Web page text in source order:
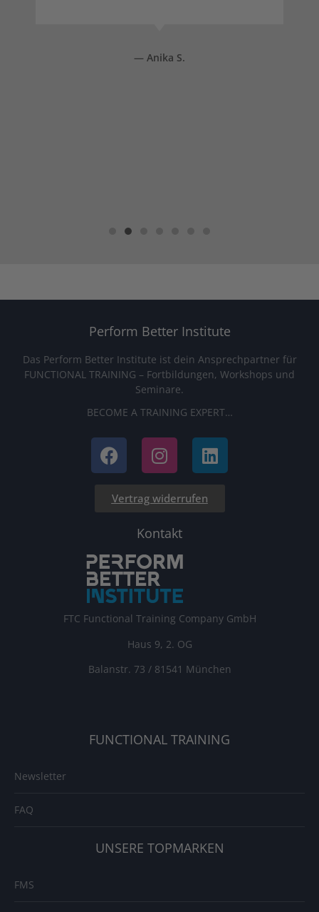
— Anika S.
Perform Better Institute
Das Perform Better Institute ist dein Ansprechpartner für
FUNCTIONAL TRAINING – Fortbildungen, Workshops und
Seminare.
BECOME A TRAINING EXPERT…
Vertrag widerrufen
Kontakt
FTC Functional Training Company GmbH
Haus 9, 2. OG
Balanstr. 73 / 81541 München
FUNCTIONAL TRAINING
Newsletter
FAQ
UNSERE TOPMARKEN
FMS